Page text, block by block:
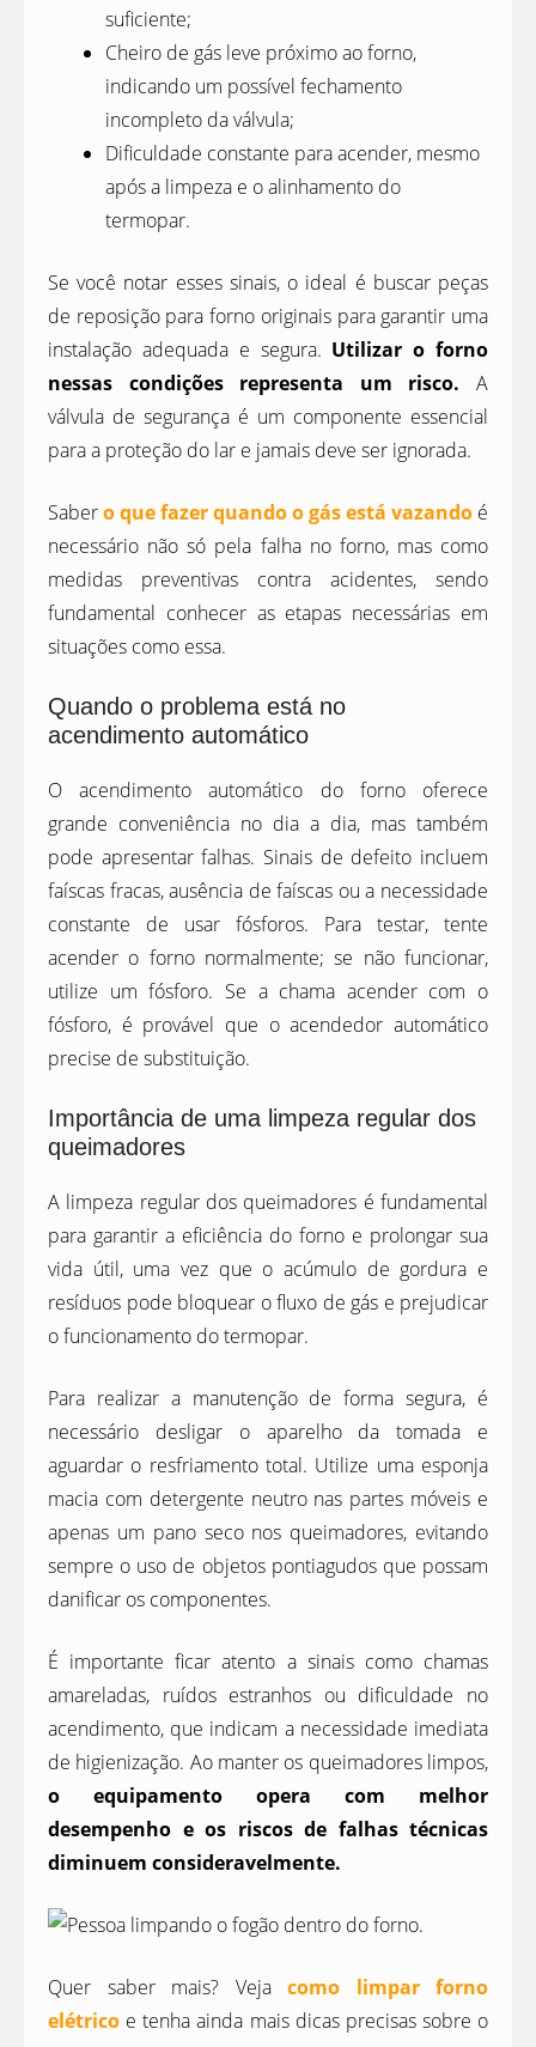
suficiente;
Cheiro de gás leve próximo ao forno,
indicando um possível fechamento
incompleto da válvula;
Dificuldade constante para acender, mesmo
após a limpeza e o alinhamento do
termopar.
Se você notar esses sinais, o ideal é buscar peças
de reposição para forno originais para garantir uma
instalação adequada e segura. Utilizar o forno
nessas condições representa um risco. A
válvula de segurança é um componente essencial
para a proteção do lar e jamais deve ser ignorada.
Sabero que fazer quando o gás está vazando é
necessário não só pela falha no forno, mas como
medidas preventivas contra acidentes, sendo
fundamental conhecer as etapas necessárias em
situações como essa.
Quando o problema está no
acendimento automático
O acendimento automático do forno oferece
grande conveniência no dia a dia, mas também
pode apresentar falhas. Sinais de defeito incluem
faíscas fracas, ausência de faíscas ou a necessidade
constante de usar fósforos. Para testar, tente
acender o forno normalmente; se não funcionar,
utilize um fósforo. Se a chama acender com o
fósforo, é provável que o acendedor automático
precise de substituição.
Importância de uma limpeza regular dos
queimadores
A limpeza regular dos queimadores é fundamental
para garantir a eficiência do forno e prolongar sua
vida útil, uma vez que o acúmulo de gordura e
resíduos pode bloquear o fluxo de gás e prejudicar
o funcionamento do termopar.
Para realizar a manutenção de forma segura, é
necessário desligar o aparelho da tomada e
aguardar o resfriamento total. Utilize uma esponja
macia com detergente neutro nas partes móveis e
apenas um pano seco nos queimadores, evitando
sempre o uso de objetos pontiagudos que possam
danificar os componentes.
É importante ficar atento a sinais como chamas
amareladas, ruídos estranhos ou dificuldade no
acendimento, que indicam a necessidade imediata
de higienização. Ao manter os queimadores limpos,
o equipamento opera com melhor
desempenho e os riscos de falhas técnicas
diminuem consideravelmente.
Quer saber mais? Veja como limpar forno
elétrico e tenha ainda mais dicas precisas sobre o